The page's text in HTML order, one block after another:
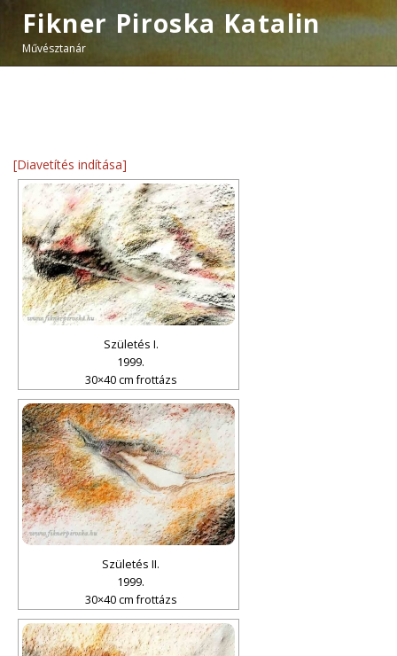
Fikner Piroska Katalin
Művésztanár
[Diavetítés indítása]
Születés I.
1999.
30×40 cm frottázs
Születés II.
1999.
30×40 cm frottázs